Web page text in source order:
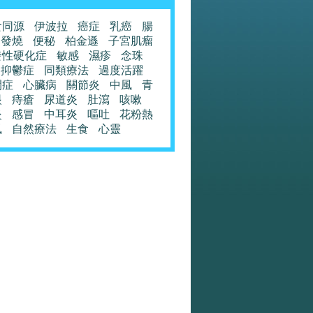
源 伊波拉 癌症 乳癌
腸
發燒
便秘 柏金遜
子宮肌瘤
硬化症
敏感 濕疹
念珠
抑鬱症
同類療法
過度活躍
心臟病 關節炎 中風
青
痔瘡 尿道炎 肚瀉
咳嗽
感冒 中耳炎 嘔吐
花粉熱
自然療法 生食 心靈